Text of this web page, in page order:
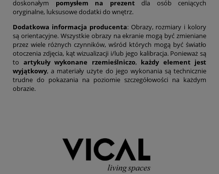
doskonałym pomysłem na prezent dla osób ceniących
oryginalne, luksusowe dodatki do wnętrz.
Dodatkowa informacja producenta: Obrazy, rozmiary i kolory
są orientacyjne. Wszystkie obrazy na ekranie mogą być zmieniane
przez wiele różnych czynników, wśród których mogą być światło
otoczenia zdjęcia, kąt wizualizacji i/lub jego kalibracja. Ponieważ są
to artykuły wykonane rzemieślniczo, każdy element jest
wyjątkowy, a materiały użyte do jego wykonania są technicznie
trudne do pokazania na poziomie szczegółowości na każdym
obrazie.